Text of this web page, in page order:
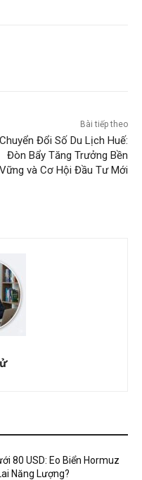
Bài tiếp theo
Chuyển Đổi Số Du Lịch Huế:
Đòn Bẩy Tăng Trưởng Bền
Vững và Cơ Hội Đầu Tư Mới
80 USD: Eo Biển Hormuz
Năng Lượng?